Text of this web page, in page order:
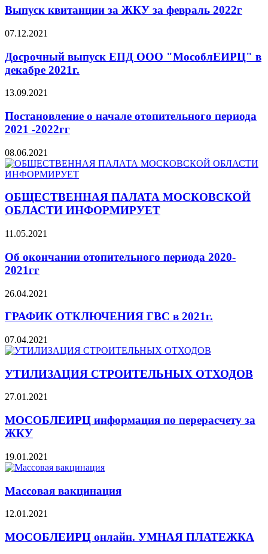
Выпуск квитанции за ЖКУ за февраль 2022г
07.12.2021
Досрочный выпуск ЕПД ООО "МособлЕИРЦ" в
декабре 2021г.
13.09.2021
Постановление о начале отопительного периода
2021 -2022гг
08.06.2021
ОБЩЕСТВЕННАЯ ПАЛАТА МОСКОВСКОЙ
ОБЛАСТИ ИНФОРМИРУЕТ
11.05.2021
Об окончании отопительного периода 2020-
2021гг
26.04.2021
ГРАФИК ОТКЛЮЧЕНИЯ ГВС в 2021г.
07.04.2021
УТИЛИЗАЦИЯ СТРОИТЕЛЬНЫХ ОТХОДОВ
27.01.2021
МОСОБЛЕИРЦ информация по перерасчету за
ЖКУ
19.01.2021
Массовая вакцинация
12.01.2021
МОСОБЛЕИРЦ онлайн. УМНАЯ ПЛАТЕЖКА